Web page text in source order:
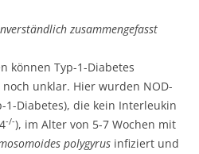
zusammengefasst
können Typ-1-Diabetes
unklar. Hier wurden NOD-
1-Diabetes), die kein Interleukin
-/-), im Alter von 5-7 Wochen mit
polygyrus infiziert und